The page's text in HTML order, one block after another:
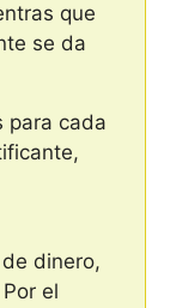
que
se da
para cada
dinero,
el